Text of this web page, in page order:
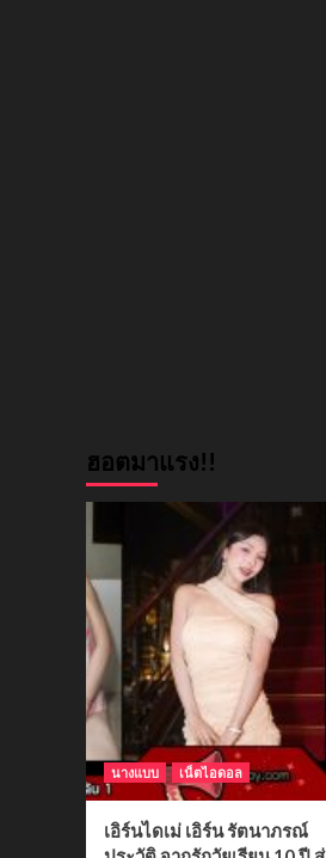
ฮอตมาแรง!!
นางแบบ เน็ตไอดอล
เอิร์นไดเม่ เอิร์น รัตนาภรณ์